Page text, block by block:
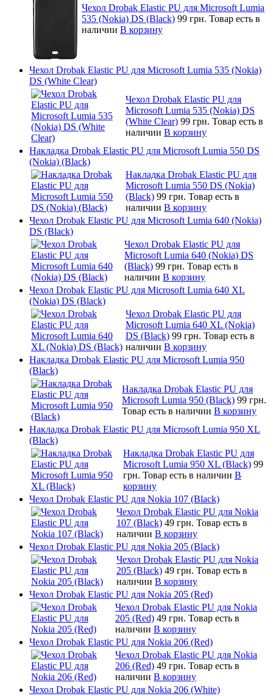
Чехол Drobak Elastic PU для Microsoft Lumia
535 (Nokia) DS (Black) 99 грн. Товар есть в
наличии В корзину
Чехол Drobak Elastic PU для Microsoft Lumia 535 (Nokia)
DS (White Clear)
Чехол Drobak Elastic PU для
Microsoft Lumia 535 (Nokia) DS
(White Clear) 99 грн. Товар есть в
наличии В корзину
Накладка Drobak Elastic PU для Microsoft Lumia 550 DS
(Nokia) (Black)
Накладка Drobak Elastic PU для
Microsoft Lumia 550 DS (Nokia)
(Black) 99 грн. Товар есть в
наличии В корзину
Чехол Drobak Elastic PU для Microsoft Lumia 640 (Nokia)
DS (Black)
Чехол Drobak Elastic PU для
Microsoft Lumia 640 (Nokia) DS
(Black) 99 грн. Товар есть в
наличии В корзину
Чехол Drobak Elastic PU для Microsoft Lumia 640 XL
(Nokia) DS (Black)
Чехол Drobak Elastic PU для
Microsoft Lumia 640 XL (Nokia)
DS (Black) 99 грн. Товар есть в
наличии В корзину
Накладка Drobak Elastic PU для Microsoft Lumia 950
(Black)
Накладка Drobak Elastic PU для
Microsoft Lumia 950 (Black) 99 грн.
Товар есть в наличии В корзину
Накладка Drobak Elastic PU для Microsoft Lumia 950 XL
(Black)
Накладка Drobak Elastic PU для
Microsoft Lumia 950 XL (Black) 99
грн. Товар есть в наличии В
корзину
Чехол Drobak Elastic PU для Nokia 107 (Black)
Чехол Drobak Elastic PU для Nokia
107 (Black) 49 грн. Товар есть в
наличии В корзину
Чехол Drobak Elastic PU для Nokia 205 (Black)
Чехол Drobak Elastic PU для Nokia
205 (Black) 49 грн. Товар есть в
наличии В корзину
Чехол Drobak Elastic PU для Nokia 205 (Red)
Чехол Drobak Elastic PU для Nokia
205 (Red) 49 грн. Товар есть в
наличии В корзину
Чехол Drobak Elastic PU для Nokia 206 (Red)
Чехол Drobak Elastic PU для Nokia
206 (Red) 49 грн. Товар есть в
наличии В корзину
Чехол Drobak Elastic PU для Nokia 206 (White)